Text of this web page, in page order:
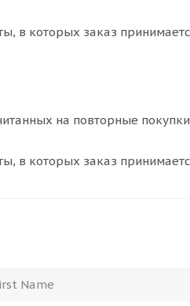
в которых заказ
на повторные
в которых заказ
Name